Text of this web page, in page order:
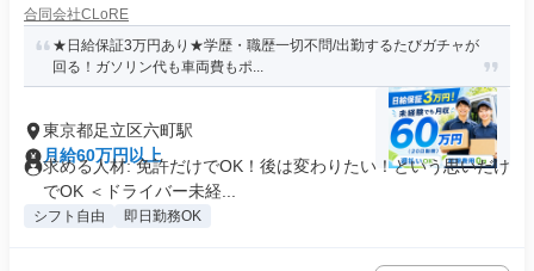
合同会社CLoRE
★日給保証3万円あり★学歴・職歴一切不問/出勤するたびガチャが
回る！ガソリン代も車両費もポ...
東京都足立区六町駅
月給60万円以上
求める人材: 免許だけでOK！後は変わりたい！という思いだけ
でOK ＜ドライバー未経...
シフト自由 即日勤務OK